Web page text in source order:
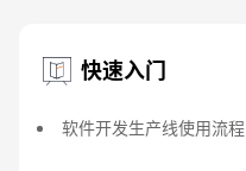
快速入门
软件开发生产线使用流程